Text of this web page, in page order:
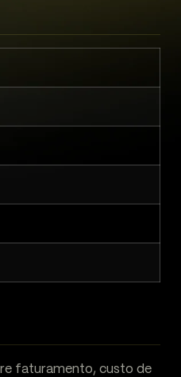
faturamento, custo de